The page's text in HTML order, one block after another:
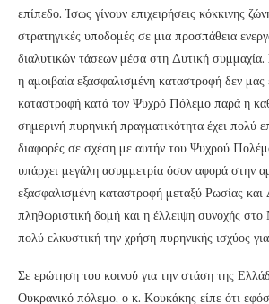
επίπεδο. Ίσως γίνουν επιχειρήσεις κόκκινης
στρατηγικές υποδομές σε μια προσπάθεια
διαλυτικών τάσεων μέσα στη Δυτική
η αμοιβαία εξασφαλισμένη καταστροφή δεν
καταστροφή κατά τον Ψυχρό Πόλεμο παρά η
σημερινή πυρηνική πραγματικότητα έχει πολύ
διαφορές σε σχέση με αυτήν του Ψυχρού
υπάρχει μεγάλη ασυμμετρία όσον αφορά στην
εξασφαλισμένη καταστροφή μεταξύ Ρωσίας
πληθωριστική δομή και η έλλειψη συνοχής
πολύ ελκυστική την χρήση πυρηνικής ισχύος
Σε ερώτηση του κοινού για την στάση της
Ουκρανικό πόλεμο, ο κ. Κουκάκης είπε ότι